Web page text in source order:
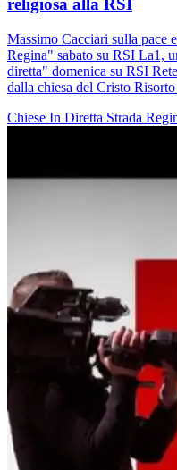
religiosa alla RSI
Massimo Cacciari sulla pace
Regina" sabato su RSI La1,
diretta" domenica su RSI
dalla chiesa del Cristo
Chiese In Diretta Strada